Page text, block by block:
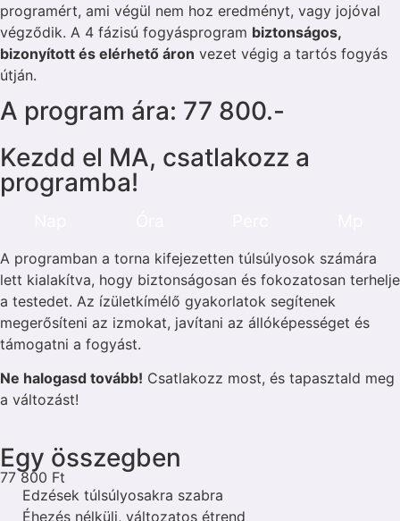
programért, ami végül nem hoz eredményt, vagy jojóval
végződik. A 4 fázisú fogyásprogram biztonságos,
bizonyított és elérhető áron vezet végig a tartós fogyás
útján.
A program ára: 77 800.-
Kezdd el MA, csatlakozz a
programba!
A programban a torna kifejezetten túlsúlyosok számára
lett kialakítva, hogy biztonságosan és fokozatosan terhelje
a testedet. Az ízületkímélő gyakorlatok segítenek
megerősíteni az izmokat, javítani az állóképességet és
támogatni a fogyást.
Ne halogasd tovább! Csatlakozz most, és tapasztald meg
a változást!
Egy összegben
77 800 Ft
Edzések túlsúlyosakra szabra
Éhezés nélküli, változatos étrend